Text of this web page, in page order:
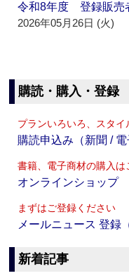
令和8年度 登録販
2026年05月26日 (火)
購読・購入・登録
プランいろいろ、スタイ
購読申込み（新聞 / 電
書籍、電子商材の購入は
オンラインショップ
まずはご登録ください
メールニュース 登録
新着記事